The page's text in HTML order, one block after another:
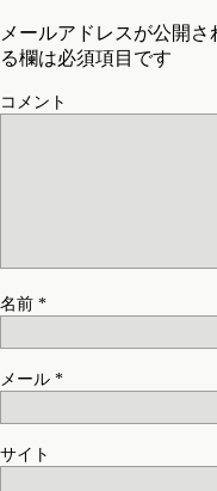
メールアドレスが公開さ
る欄は必須項目です
コメント
名前 *
メール *
サイト